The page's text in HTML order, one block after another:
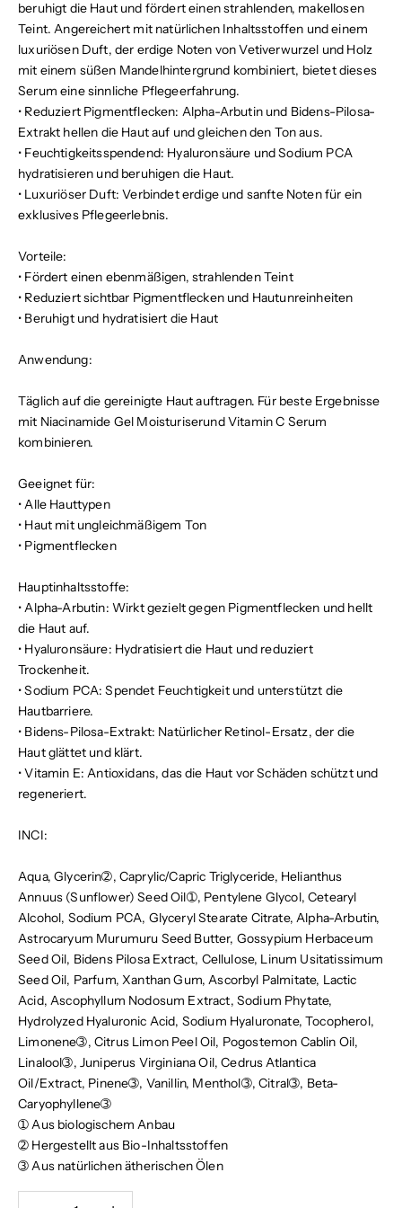
beruhigt die Haut und fördert einen strahlenden, makellosen
Teint. Angereichert mit natürlichen Inhaltsstoffen und einem
luxuriösen Duft, der erdige Noten von Vetiverwurzel und Holz
mit einem süßen Mandelhintergrund kombiniert, bietet dieses
Serum eine sinnliche Pflegeerfahrung.
• Reduziert Pigmentflecken: Alpha-Arbutin und Bidens-Pilosa-
Extrakt hellen die Haut auf und gleichen den Ton aus.
• Feuchtigkeitsspendend: Hyaluronsäure und Sodium PCA
hydratisieren und beruhigen die Haut.
• Luxuriöser Duft: Verbindet erdige und sanfte Noten für ein
exklusives Pflegeerlebnis.
Vorteile:
• Fördert einen ebenmäßigen, strahlenden Teint
• Reduziert sichtbar Pigmentflecken und Hautunreinheiten
• Beruhigt und hydratisiert die Haut
Anwendung:
Täglich auf die gereinigte Haut auftragen. Für beste Ergebnisse
mit Niacinamide Gel MoisturiserundVitamin C Serum
kombinieren.
Geeignet für:
•Alle Hauttypen
• Haut mit ungleichmäßigem Ton
• Pigmentflecken
Hauptinhaltsstoffe:
•Alpha-Arbutin: Wirkt gezielt gegen Pigmentflecken und hellt
die Haut auf.
• Hyaluronsäure: Hydratisiert die Haut und reduziert
Trockenheit.
•Sodium PCA: Spendet Feuchtigkeit und unterstützt die
Hautbarriere.
• Bidens-Pilosa-Extrakt: Natürlicher Retinol-Ersatz, der die
Haut glättet und klärt.
•Vitamin E: Antioxidans, das die Haut vor Schäden schützt und
regeneriert.
INCI:
Aqua, Glycerin➁, Caprylic/Capric Triglyceride, Helianthus
Annuus (Sunflower) Seed Oil➀, Pentylene Glycol, Cetearyl
Alcohol, Sodium PCA, Glyceryl Stearate Citrate, Alpha-Arbutin,
Astrocaryum Murumuru Seed Butter, Gossypium Herbaceum
Seed Oil, Bidens Pilosa Extract, Cellulose, Linum Usitatissimum
Seed Oil, Parfum, Xanthan Gum, Ascorbyl Palmitate, Lactic
Acid, Ascophyllum Nodosum Extract, Sodium Phytate,
Hydrolyzed Hyaluronic Acid, Sodium Hyaluronate, Tocopherol,
Limonene➂, Citrus Limon Peel Oil, Pogostemon Cablin Oil,
Linalool➂, Juniperus Virginiana Oil, Cedrus Atlantica
Oil/Extract, Pinene➂, Vanillin, Menthol➂, Citral➂, Beta-
Caryophyllene➂
➀ Aus biologischem Anbau
➁ Hergestellt aus Bio-Inhaltsstoffen
➂ Aus natürlichen ätherischen Ölen